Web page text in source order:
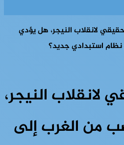
لانقلاب النيجر، هل يؤدي
استبدادي جديد؟
لانقلاب النيجر،
من الغرب إلى